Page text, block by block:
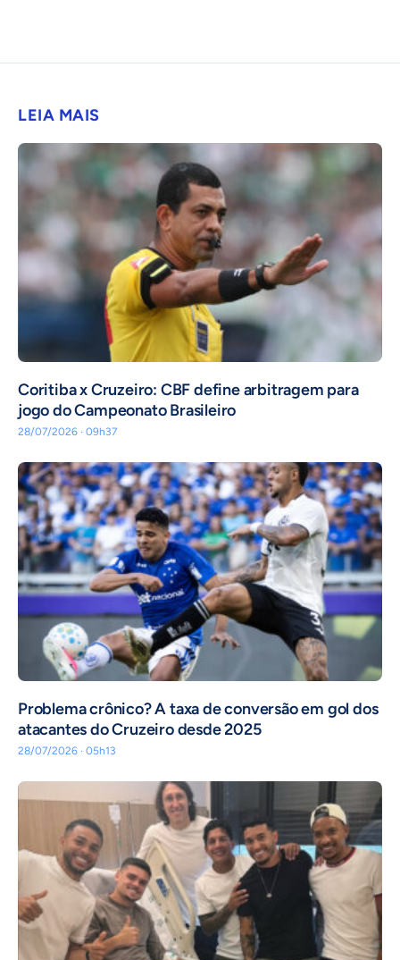
LEIA MAIS
Coritiba x Cruzeiro: CBF define arbitragem para
jogo do Campeonato Brasileiro
28/07/2026 · 09h37
Problema crônico? A taxa de conversão em gol dos
atacantes do Cruzeiro desde 2025
28/07/2026 · 05h13